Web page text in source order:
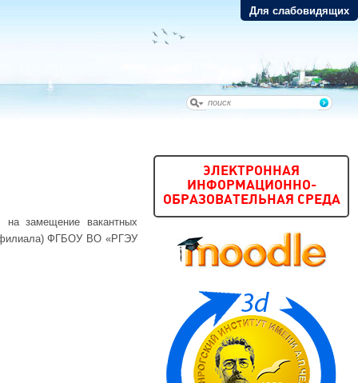
Для слабовидящих
замещение вакантных
(филиала) ФГБОУ ВО «РГЭУ
ЭЛЕКТРОННАЯ
ИНФОРМАЦИОННО-
ОБРАЗОВАТЕЛЬНАЯ СРЕДА